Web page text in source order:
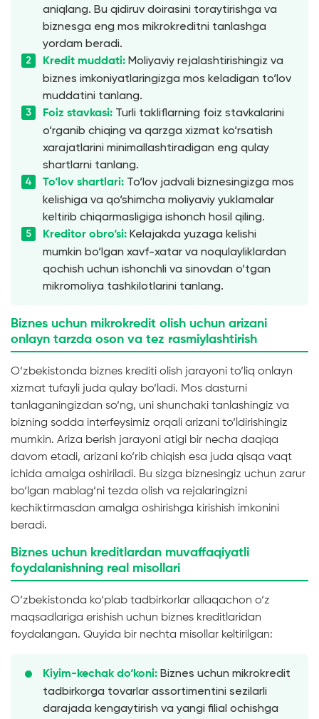
aniqlang. Bu qidiruv doirasini toraytirishga va
biznesga eng mos mikrokreditni tanlashga
yordam beradi.
Kredit muddati: Moliyaviy rejalashtirishingiz va
biznes imkoniyatlaringizga mos keladigan to‘lov
muddatini tanlang.
Foiz stavkasi: Turli takliflarning foiz stavkalarini
o‘rganib chiqing va qarzga xizmat ko‘rsatish
xarajatlarini minimallashtiradigan eng qulay
shartlarni tanlang.
To‘lov shartlari: To‘lov jadvali biznesingizga mos
kelishiga va qo‘shimcha moliyaviy yuklamalar
keltirib chiqarmasligiga ishonch hosil qiling.
Kreditor obro‘si: Kelajakda yuzaga kelishi
mumkin bo‘lgan xavf-xatar va noqulayliklardan
qochish uchun ishonchli va sinovdan o‘tgan
mikromoliya tashkilotlarini tanlang.
Biznes uchun mikrokredit olish uchun arizani
onlayn tarzda oson va tez rasmiylashtirish
O‘zbekistonda biznes krediti olish jarayoni to‘liq onlayn
xizmat tufayli juda qulay bo‘ladi. Mos dasturni
tanlaganingizdan so‘ng, uni shunchaki tanlashingiz va
bizning sodda interfeysimiz orqali arizani to‘ldirishingiz
mumkin. Ariza berish jarayoni atigi bir necha daqiqa
davom etadi, arizani ko‘rib chiqish esa juda qisqa vaqt
ichida amalga oshiriladi. Bu sizga biznesingiz uchun zarur
bo‘lgan mablag‘ni tezda olish va rejalaringizni
kechiktirmasdan amalga oshirishga kirishish imkonini
beradi.
Biznes uchun kreditlardan muvaffaqiyatli
foydalanishning real misollari
O‘zbekistonda ko‘plab tadbirkorlar allaqachon o‘z
maqsadlariga erishish uchun biznes kreditlaridan
foydalangan. Quyida bir nechta misollar keltirilgan:
Kiyim-kechak do‘koni: Biznes uchun mikrokredit
tadbirkorga tovarlar assortimentini sezilarli
darajada kengaytirish va yangi filial ochishga